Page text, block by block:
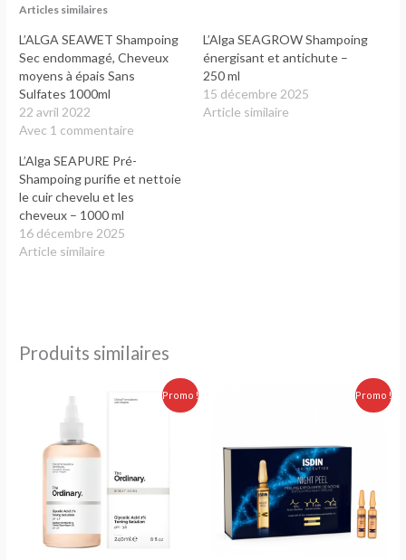
Articles similaires
L’ALGA SEAWET Shampoing
Sec endommagé, Cheveux
moyens à épais Sans
Sulfates 1000ml
22 avril 2022
Avec 1 commentaire
L’Alga SEAGROW Shampoing
énergisant et antichute –
250 ml
15 décembre 2025
Article similaire
L’Alga SEAPURE Pré-
Shampoing purifie et nettoie
le cuir chevelu et les
cheveux – 1000 ml
16 décembre 2025
Article similaire
Produits similaires
Promo !
250.00 Dhs.
prix
Promo !
350.00 Dhs.290.00 Dhs.